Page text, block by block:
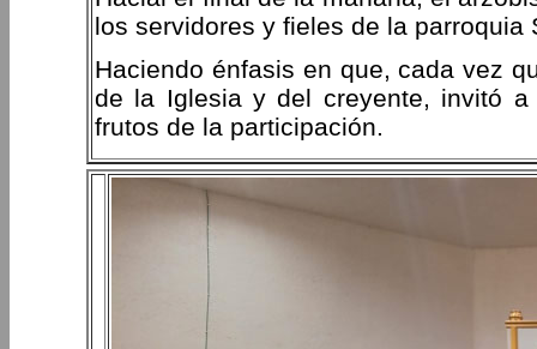
los servidores y fieles de la parroquia
Haciendo énfasis en que, cada vez
de la Iglesia y del creyente, invitó
frutos de la participación.